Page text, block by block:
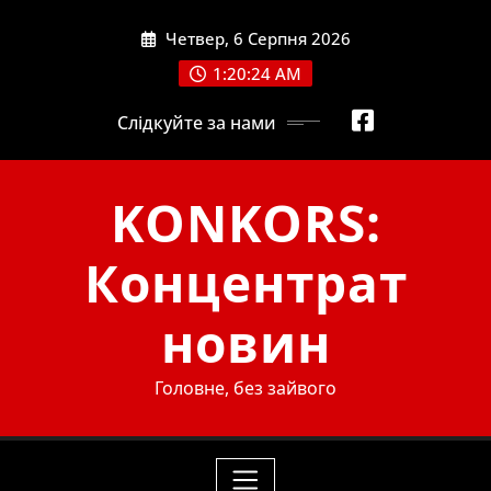
Четвер, 6 Серпня 2026
1:20:25 AM
Слідкуйте за нами
KONKORS:
Концентрат
новин
Головне, без зайвого